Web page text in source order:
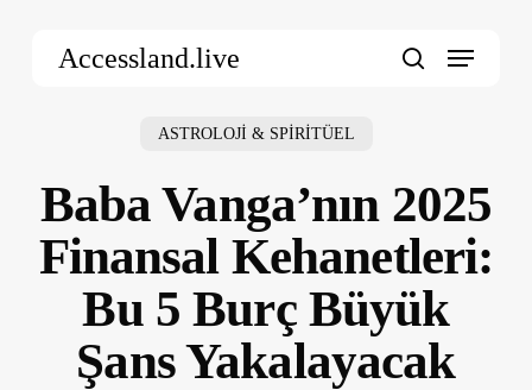
Accessland.live Menu
ASTROLOJİ & SPİRİTÜEL
Baba Vanga’nın 2025
Finansal Kehanetleri:
Bu 5 Burç Büyük
Şans Yakalayacak